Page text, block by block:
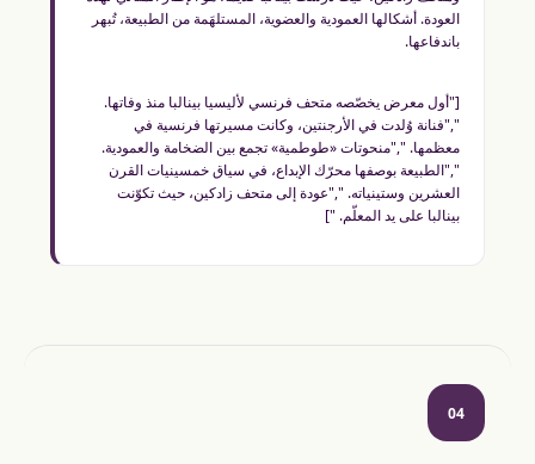
العودة. أشكالها العمودية والعضوية، المستلهَمة من الطبيعة، تُبهر
باندفاعها.
["أول معرض يخصّصه متحف فرنسي لأليسيا بينالبا منذ وفاتها.
","فنانة وُلدت في الأرجنتين، وكانت مسيرتها فرنسية في
معظمها. ","منحوتات «طوطمية» تجمع بين الضخامة والعمودية.
","الطبيعة بوصفها محرّك الإبداع، في سياق خمسينيات القرن
العشرين وستينياته. ","عودة إلى متحف زادكين، حيث تكوّنت
بينالبا على يد المعلّم. "]
04